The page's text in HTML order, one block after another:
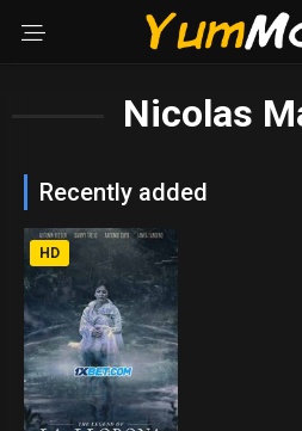
Nicolas
Recently added
HD